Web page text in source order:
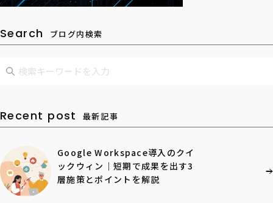
Search ブログ内検索
Recent post 最新記事
Google Workspace導入のクイ
ックウィン｜短期で成果を出す3
層施策とポイントを解説